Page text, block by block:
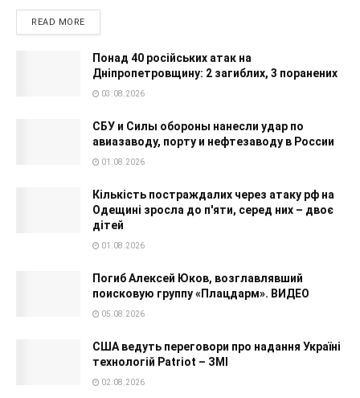
READ MORE
Понад 40 російських атак на
Дніпропетровщину: 2 загиблих, 3 поранених
03.08.2026
СБУ и Силы обороны нанесли удар по
авиазаводу, порту и нефтезаводу в России
01.08.2026
Кількість постраждалих через атаку рф на
Одещині зросла до п'яти, серед них – двоє
дітей
01.08.2026
Погиб Алексей Юков, возглавлявший
поисковую группу «Плацдарм». ВИДЕО
05.08.2026
США ведуть переговори про надання Україні
технологій Patriot – ЗМІ
02.08.2026